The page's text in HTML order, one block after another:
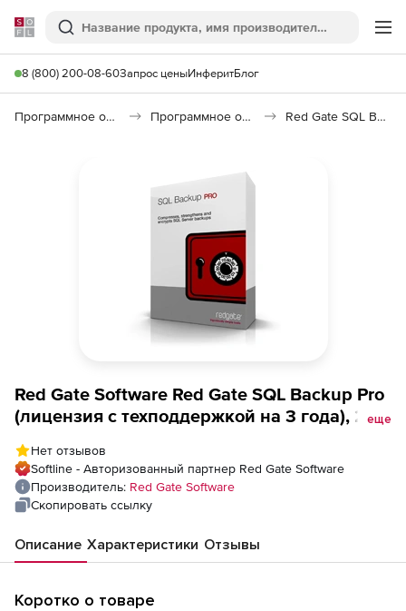
Softline
Поиск
8 (800) 200-08-60Запрос ценыИнферитБлог
Программное обеспечение для работы с файлами и дисками Программное обеспечение для резервного копирования Red Gate SQL Backup Pro
Red Gate Software Red Gate SQL Backup Pro
(лицензия с техподдержкой на 3 года), 2
еще
Нет отзывов
Softline - Авторизованный партнер Red Gate Software
Производитель: Red Gate Software
Скопировать ссылку
Описание Характеристики Отзывы
Коротко о товаре